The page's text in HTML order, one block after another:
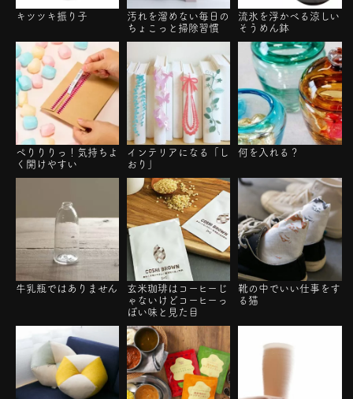
キツツキ振り子
汚れを溜めない毎日の
ちょこっと掃除習慣
流氷を浮かべる涼しい
そうめん鉢
ぺりりりっ！気持ちよ
く開けやすい
インテリアになる「し
おり」
何を入れる？
牛乳瓶ではありません
玄米珈琲はコーヒーじ
ゃないけどコーヒーっ
ぽい味と見た目
靴の中でいい仕事をす
る猫